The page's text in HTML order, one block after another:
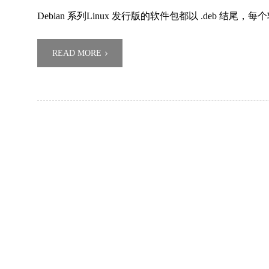
Debian 系列Linux 发行版的软件包都以 .deb 结尾，每
READ MORE